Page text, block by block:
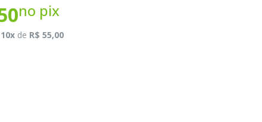
no pix
10x de R$ 55,00